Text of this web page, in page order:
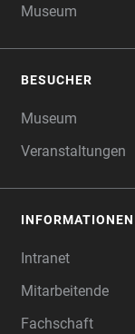
Museum
BESUCHER
Museum
Veranstaltungen
INFORMATIONEN
Intranet
Mitarbeitende
Fachschaft